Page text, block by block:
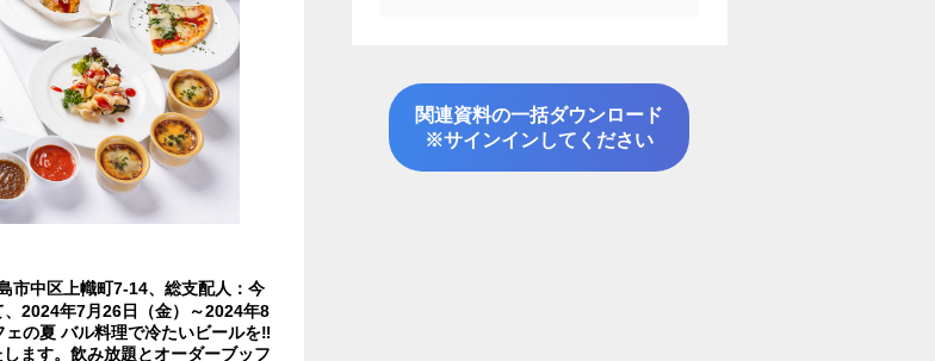
市中区上幟町7-14、総支配人：今
2024年7月26日（金）～2024年8
の夏 バル料理で冷たいビールを‼
ます。飲み放題とオーダーブッフ
関連資料の一括ダウンロード
※サインインしてください